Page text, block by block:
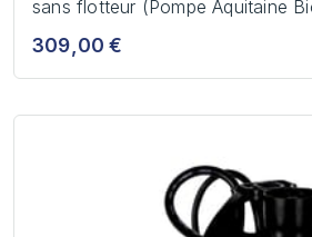
sans flotteur (Pompe Aquitaine
309,00 €